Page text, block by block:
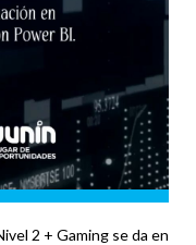
2 + Gaming se da en